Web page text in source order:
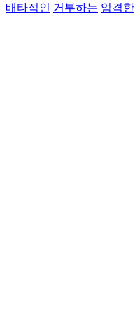
배타적인 거부하는 엄격한